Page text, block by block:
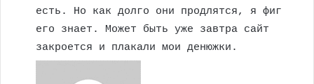
есть. Но как долго они продлятся, я фиг
его знает. Может быть уже завтра сайт
закроется и плакали мои денюжки.